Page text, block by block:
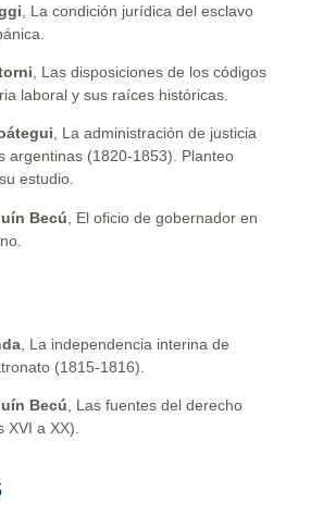
, La condición jurídica del esclavo
, Las disposiciones de los códigos
laboral y sus raíces históricas.
, La administración de justicia
argentinas (1820-1853). Planteo
estudio.
Becú , El oficio de gobernador en
, La independencia interina de
(1815-1816).
Becú, Las fuentes del derecho
XVI a XX).